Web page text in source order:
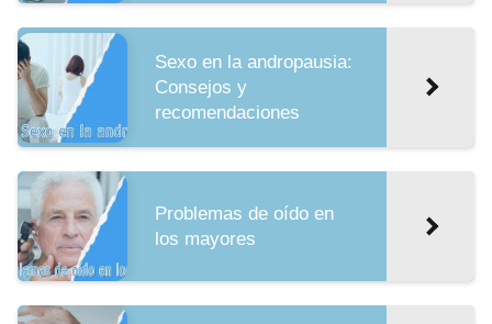
Sexo en la andropausia:
Consejos y
recomendaciones
Problemas de oído en
los mayores